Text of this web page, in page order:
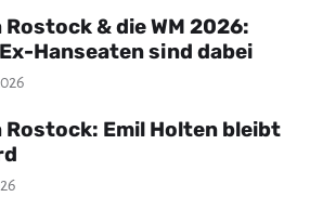
Rostock & die WM 2026:
Hanseaten sind dabei
Rostock: Emil Holten bleibt